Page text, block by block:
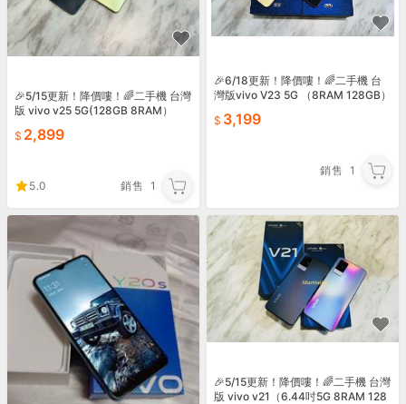
🎉5/15更新！降價嘍！🌈二手機 台灣
版 vivo v25 5G(128GB 8RAM）
2,899
5.0 銷售 1
🎉6/18更新！降價嘍！🌈二手機 台
灣版vivo V23 5G （8RAM 128GB）
3,199
銷售 1
🎉5/15更新！降價嘍！🌈二手機 台灣
版 vivo v21（6.44吋5G 8RAM 128